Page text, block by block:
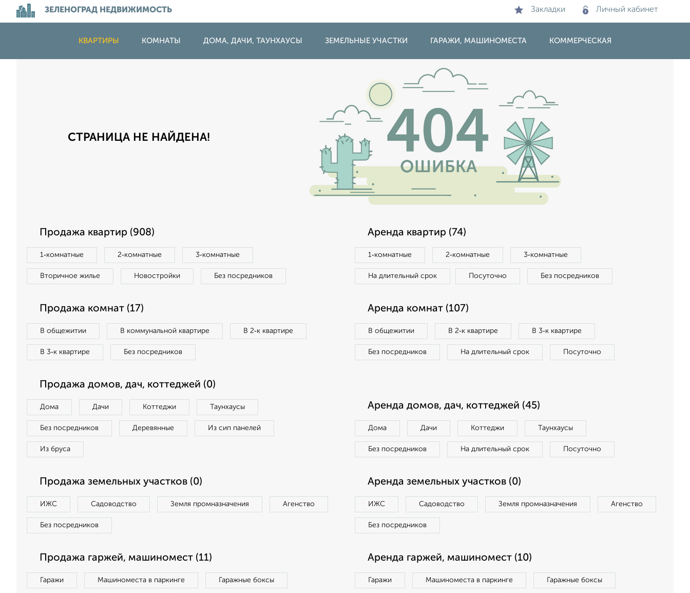
ЗЕЛЕНОГРАД НЕДВИЖИМОСТЬ Закладки Личный кабинет
КВАРТИРЫ КОМНАТЫ ДОМА, ДАЧИ, ТАУНХАУСЫ ЗЕМЕЛЬНЫЕ УЧАСТКИ ГАРАЖИ, МАШИНОМЕСТА КОММЕРЧЕСКАЯ
СТРАНИЦА НЕ НАЙДЕНА!
Продажа квартир (908)
1‑комнатные 2‑комнатные 3‑комнатные
Вторичное жилье Новостройки Без посредников
Аренда квартир (74)
1‑комнатные 2‑комнатные 3‑комнатные
На длительный срок Посуточно Без посредников
Продажа комнат (17)
В общежитии В коммунальной квартире В 2‑к квартире
В 3‑к квартире Без посредников
Аренда комнат (107)
В общежитии В 2‑к квартире В 3‑к квартире
Без посредников На длительный срок Посуточно
Продажа домов, дач, коттеджей (0)
Дома Дачи Коттеджи Таунхаусы
Без посредников Деревянные Из сип панелей
Из бруса
Аренда домов, дач, коттеджей (45)
Дома Дачи Коттеджи Таунхаусы
Без посредников На длительный срок Посуточно
Продажа земельных участков (0)
ИЖС Садоводство Земля промназначения Агенство
Без посредников
Аренда земельных участков (0)
ИЖС Садоводство Земля промназначения Агенство
Без посредников
Продажа гаржей, машиномест (11)
Гаражи Машиноместа в паркинге Гаражные боксы
Аренда гаржей, машиномест (10)
Гаражи Машиноместа в паркинге Гаражные боксы